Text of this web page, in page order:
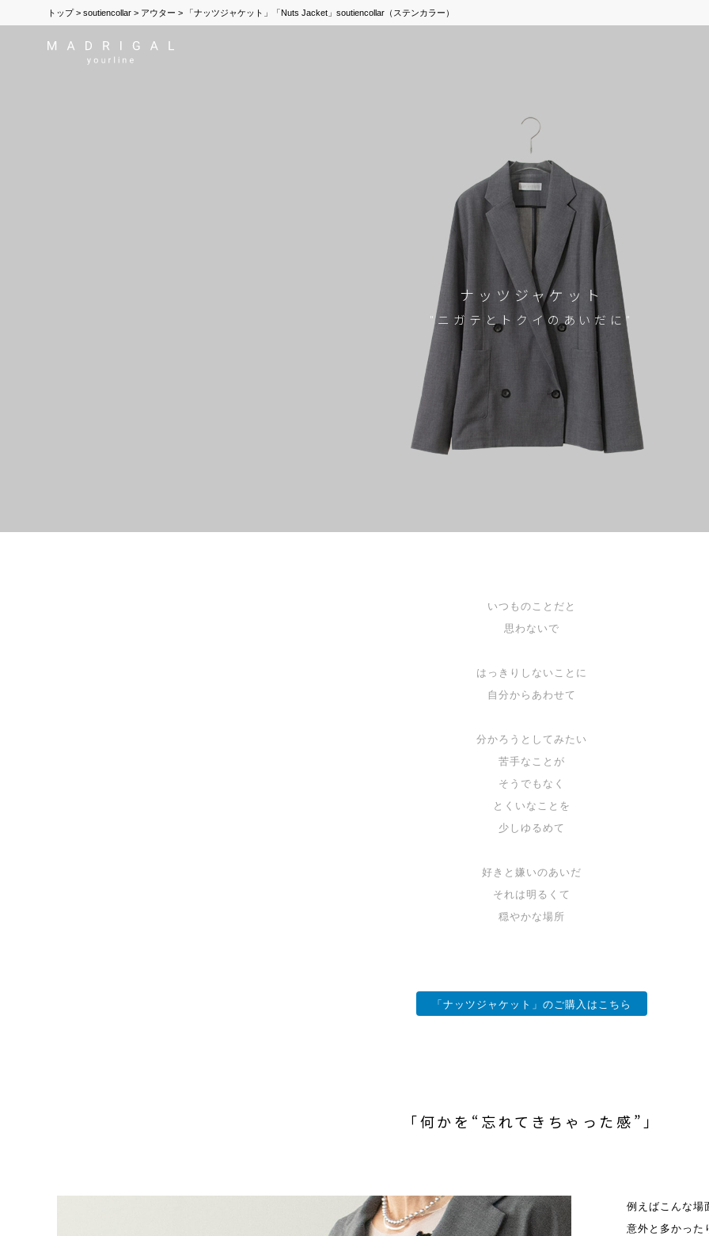
トップ soutiencollar アウター 「ナッツジャケット」「Nuts Jacket」soutiencollar（ステンカラー）
ナッツジャケット
"ニガテとトクイのあいだに"
いつものことだと
思わないで
はっきりしないことに
自分からあわせて
分かろうとしてみたい
苦手なことが
そうでもなく
とくいなことを
少しゆるめて
好きと嫌いのあいだ
それは明るくて
穏やかな場所
「ナッツジャケット」のご購入はこちら
「何かを“忘れてきちゃった感”」
例えばこんな場
意外と多かった